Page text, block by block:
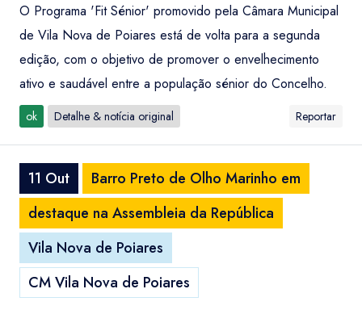
O Programa 'Fit Sénior' promovido pela Câmara Municipal
de Vila Nova de Poiares está de volta para a segunda
edição, com o objetivo de promover o envelhecimento
ativo e saudável entre a população sénior do Concelho.
ok Detalhe & notícia original Reportar
11 Out
Barro Preto de Olho Marinho em
destaque na Assembleia da República
Vila Nova de Poiares
CM Vila Nova de Poiares